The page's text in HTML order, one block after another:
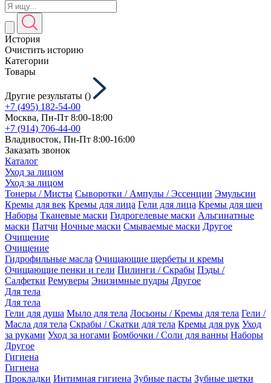
История
Очистить историю
Категории
Товары
Другие результаты ()
+7 (495) 182-54-00
Москва, Пн-Пт 8:00-18:00
+7 (914) 706-44-00
Владивосток, Пн-Пт 8:00-16:00
Заказать звонок
Каталог
Уход за лицом
Уход за лицом
Тонеры / Мисты Сыворотки / Ампулы / Эссенции Эмульсии
Кремы для век Кремы для лица Гели для лица Кремы для шеи
Наборы Тканевые маски Гидрогелевые маски Альгинатные
маски Патчи Ночные маски Смываемые маски Другое
Очищение
Очищение
Гидрофильные масла Очищающие щербеты и кремы
Очищающие пенки и гели Пилинги / Скрабы Пэды /
Салфетки Ремуверы Энизимные пудры Другое
Для тела
Для тела
Гели для душа Мыло для тела Лосьоны / Кремы для тела Гели /
Масла для тела Скрабы / Скатки для тела Кремы для рук Уход
за руками Уход за ногами Бомбочки / Соли для ванны Наборы
Другое
Гигиена
Гигиена
Прокладки Интимная гигиена Зубные пасты Зубные щетки